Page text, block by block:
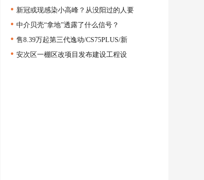
• 新冠或现感染小高峰？从没阳过的人要
• 中介贝壳“拿地”透露了什么信号？
• 售8.39万起第三代逸动/CS75PLUS/新
• 安次区一棚区改项目发布建设工程设